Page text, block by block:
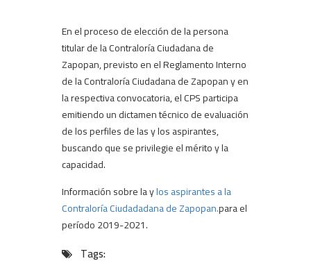
En el proceso de elección de la persona
titular de la Contraloría Ciudadana de
Zapopan, previsto en el Reglamento Interno
de la Contraloría Ciudadana de Zapopan y en
la respectiva convocatoria, el CPS participa
emitiendo un dictamen técnico de evaluación
de los perfiles de las y los aspirantes,
buscando que se privilegie el mérito y la
capacidad.
Información sobre la ylos aspirantes a la
Contraloría Ciudadadana de Zapopan.para el
período 2019-2021.
Tags: